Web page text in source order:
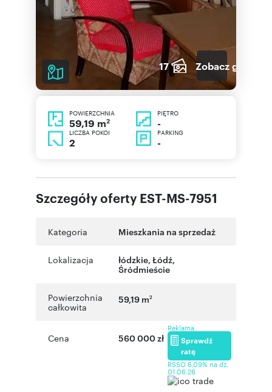
17 Zobacz galerię
POWIERZCHNIA
59,19 m2
PIĘTRO
-
LICZBA POKOI
2
PARKING
-
Szczegóły oferty EST-MS-7951
Kategoria Mieszkania na sprzedaż
Lokalizacja łódzkie, Łódź,
Śródmieście
Powierzchnia
całkowita
59,19 m2
Cena 560 000 zł
Reklama
Sprawdź
ratę
RSSO 6,09% na dz.
01.06.26